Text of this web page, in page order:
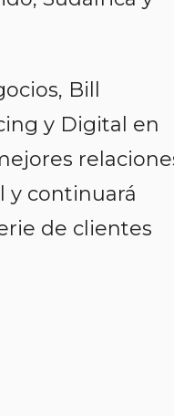
Bill
y Digital en
y continuará
de clientes